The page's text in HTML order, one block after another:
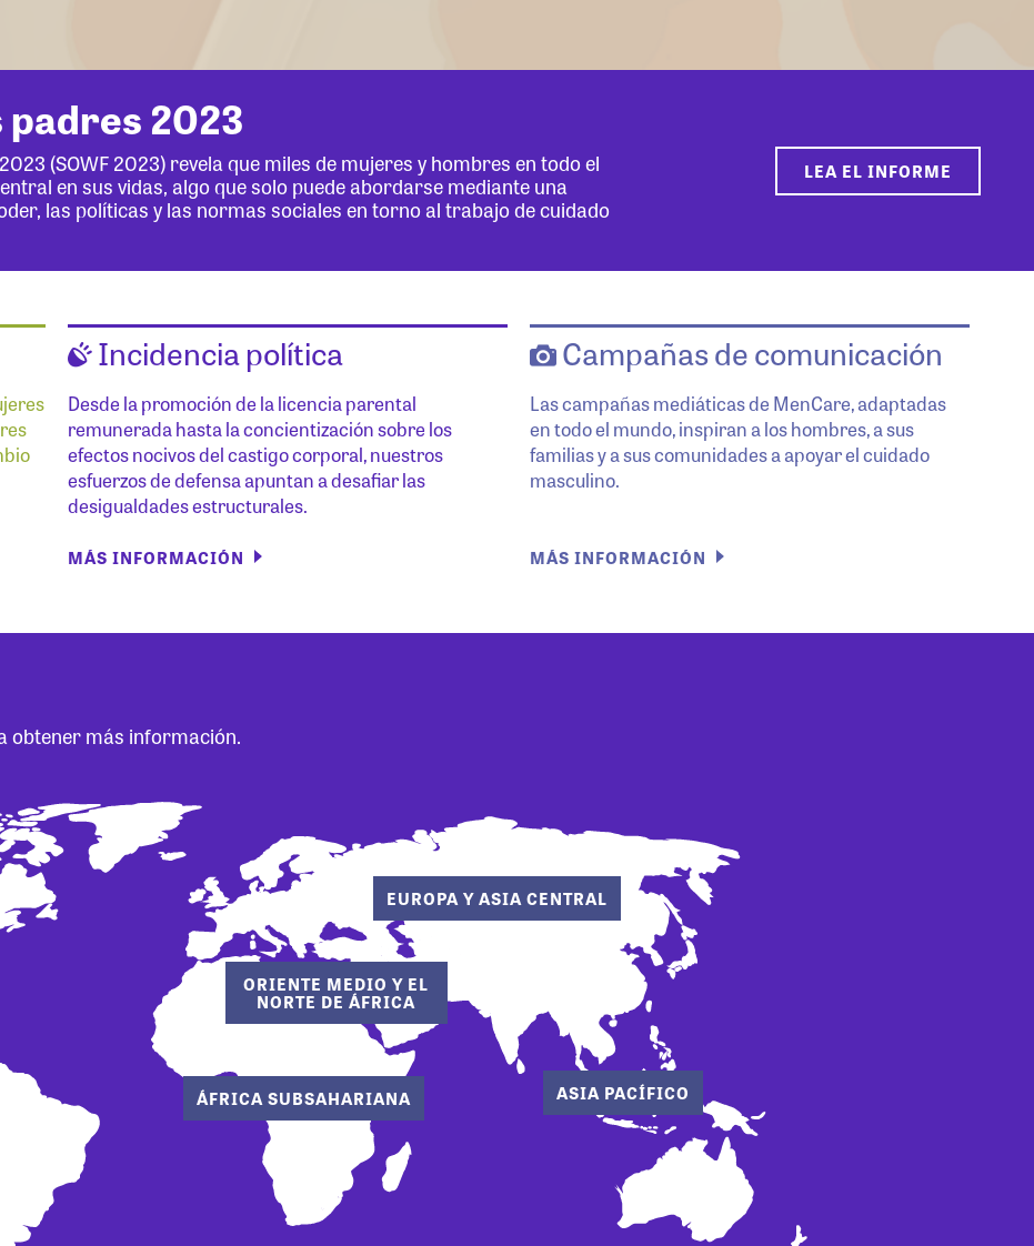
padres 2023
(SOWF 2023) revela que miles de mujeres y hombres en todo el
en sus vidas, algo que solo puede abordarse mediante una
las políticas y las normas sociales en torno al trabajo de cuidado
LEA EL INFORME
Incidencia política
Desde la promoción de la licencia parental
remunerada hasta la concientización sobre los
efectos nocivos del castigo corporal, nuestros
esfuerzos de defensa apuntan a desafiar las
desigualdades estructurales.
MÁS INFORMACIÓN
Campañas de comunicación
Las campañas mediáticas de MenCare, adaptadas
en todo el mundo, inspiran a los hombres, a sus
familias y a sus comunidades a apoyar el cuidado
masculino.
MÁS INFORMACIÓN
obtener más información.
ORIENTE MEDIO Y EL
NORTE DE ÁFRICA
ÁFRICA SUBSAHARIANA
EUROPA Y ASIA CENTRAL
ASIA PACÍFICO